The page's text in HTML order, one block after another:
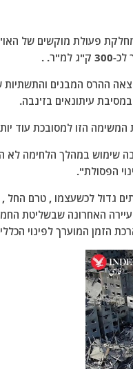
פעולת מוקשים של
כתוצאה ההרס המבנים
הזו למסובכת עוד
מהתחמושת שנעשה בה שימוש במהלך
הפסולת".
גדול לכשעצמו , טרם החל
האחרונה שבשליטת
הזמן המוערך לפינוי